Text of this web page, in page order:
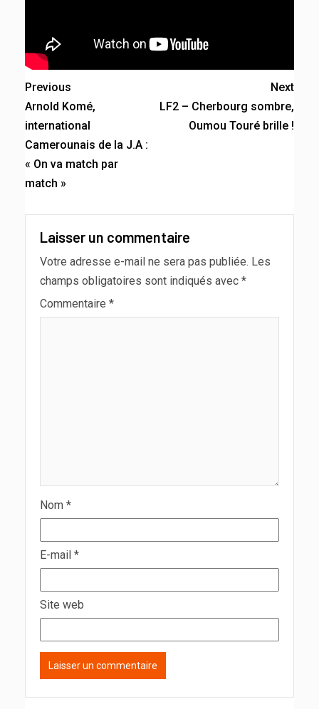
Previous
Arnold Komé,
international
Camerounais de la J.A :
« On va match par
match »
Next
LF2 – Cherbourg sombre,
Oumou Touré brille !
Laisser un commentaire
Votre adresse e-mail ne sera pas publiée. Les
champs obligatoires sont indiqués avec *
Commentaire *
Nom *
E-mail *
Site web